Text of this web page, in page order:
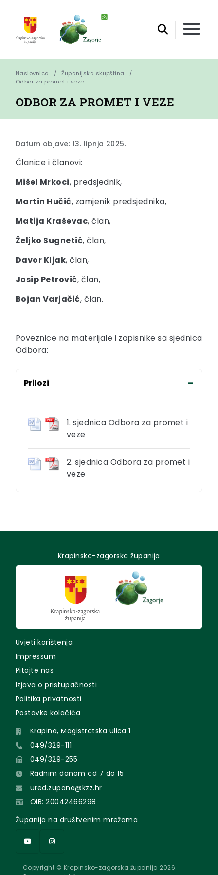
Naslovnica
Županijska skupština
Odbor za promet i veze
ODBOR ZA PROMET I VEZE
Datum objave: 13. lipnja 2025.
Članice i članovi:
Mišel Mrkoci, predsjednik,
Martin Hučić, zamjenik predsjednika,
Matija Kraševac, član,
Željko Sugnetić, član,
Davor Kljak, član,
Josip Petrović, član,
Bojan Varjačić, član.
Poveznice na materijale i zapisnike sa sjednica
Odbora:
Prilozi
1. sjednica Odbora za promet i
veze
2. sjednica Odbora za promet i
veze
Krapinsko-zagorska županija
Uvjeti korištenja
Impressum
Pitajte nas
Izjava o pristupačnosti
Politika privatnosti
Postavke kolačića
Krapina, Magistratska ulica 1
049/329-111
049/329-255
Radnim danom od 7 do 15
ured.zupana@kzz.hr
OIB: 20042466298
Županija na društvenim mrežama
Copyright © Krapinsko-zagorska županija 2026.